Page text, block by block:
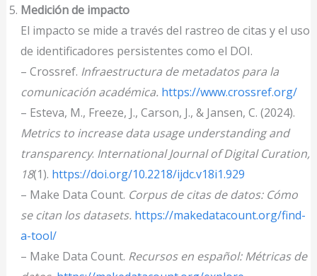
Medición de impacto
El impacto se mide a través del rastreo de citas y el uso
de identificadores persistentes como el DOI.
– Crossref. Infraestructura de metadatos para la
comunicación académica. https://www.crossref.org/
– Esteva, M., Freeze, J., Carson, J., & Jansen, C. (2024).
Metrics to increase data usage understanding and
transparency. International Journal of Digital Curation,
18(1). https://doi.org/10.2218/ijdc.v18i1.929
– Make Data Count. Corpus de citas de datos: Cómo
se citan los datasets. https://makedatacount.org/find-
a-tool/
– Make Data Count. Recursos en español: Métricas de